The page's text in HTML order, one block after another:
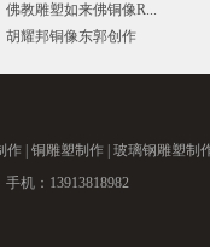
佛教雕塑​如来佛铜像R...
胡耀邦铜像东郭创作
作 铜雕塑制作 玻璃钢雕塑制
机：13913818982